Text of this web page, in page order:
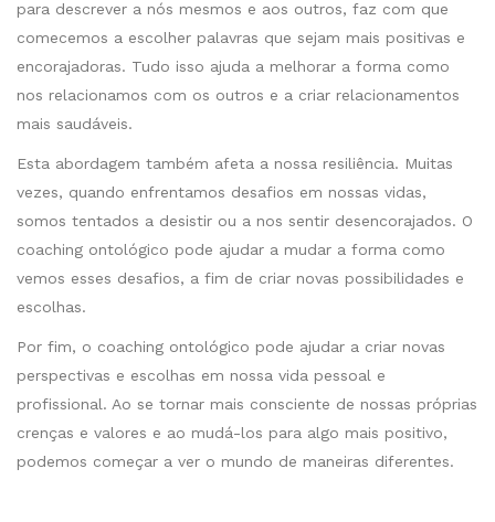
para descrever a nós mesmos e aos outros, faz com que
comecemos a escolher palavras que sejam mais positivas e
encorajadoras. Tudo isso ajuda a melhorar a forma como
nos relacionamos com os outros e a criar relacionamentos
mais saudáveis.
Esta abordagem também afeta a nossa resiliência. Muitas
vezes, quando enfrentamos desafios em nossas vidas,
somos tentados a desistir ou a nos sentir desencorajados. O
coaching ontológico pode ajudar a mudar a forma como
vemos esses desafios, a fim de criar novas possibilidades e
escolhas.
Por fim, o coaching ontológico pode ajudar a criar novas
perspectivas e escolhas em nossa vida pessoal e
profissional. Ao se tornar mais consciente de nossas próprias
crenças e valores e ao mudá-los para algo mais positivo,
podemos começar a ver o mundo de maneiras diferentes.